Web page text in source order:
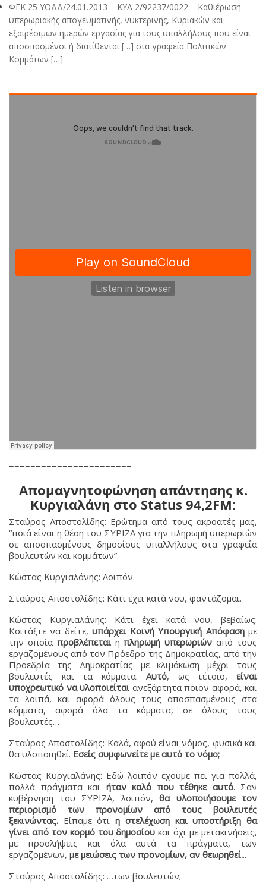
ΦΕΚ 25 ΥΟΔΔ/24.01.2013 – ΚΥΑ 2/92237/0022 – Καθιέρωση
υπερωριακής απογευματινής, νυκτερινής, Κυριακών και
εξαιρέσιμων ημερών εργασίας για τους υπαλλήλους που είναι
αποσπασμένοι ή διατίθενται […] στα γραφεία Πολιτικών
Κομμάτων […]
=======================
=======================
Απομαγνητοφώνηση απάντησης κ.
Κυργιαλάνη στο Status 94,2FM:
Σταύρος Αποστολίδης: Ερώτημα από τους ακροατές μας,
“ποιά είναι η θέση του ΣΥΡΙΖΑ για την πληρωμή υπερωριών
σε αποσπασμένους δημοσίους υπαλλήλους στα γραφεία
βουλευτών και κομμάτων”.
Κώστας Κυργιαλάνης: Λοιπόν.
Σταύρος Αποστολίδης: Κάτι έχει κατά νου, φαντάζομαι.
Κώστας Κυργιαλάνης: Κάτι έχει κατά νου, βεβαίως.
Κοιτάξτε να δείτε,υπάρχει Κοινή Υπουργική Απόφασημε
την οποία προβλέπεταιηπληρωμή υπερωριών από τους
εργαζομένους από τον Πρόεδρο της Δημοκρατίας, από την
Προεδρία της Δημοκρατίας με κλιμάκωση μέχρι τους
βουλευτές και τα κόμματα.Αυτό, ως τέτοιο, είναι
υποχρεωτικό να υλοποιείται ανεξάρτητα ποιον αφορά, και
τα λοιπά, και αφορά όλους τους αποσπασμένους στα
κόμματα, αφορά όλα τα κόμματα, σε όλους τους
βουλευτές…
Σταύρος Αποστολίδης: Καλά, αφού είναι νόμος, φυσικά και
θα υλοποιηθεί. Εσείς συμφωνείτε με αυτό το νόμο;
Κώστας Κυργιαλάνης: Εδώ λοιπόν έχουμε πει για πολλά,
πολλά πράγματα και ήταν καλό που τέθηκε αυτό. Σαν
κυβέρνηση του ΣΥΡΙΖΑ, λοιπόν, θα υλοποιήσουμε τον
περιορισμό των προνομίων από τους βουλευτές
ξεκινώντας. Είπαμε ότιη στελέχωση και υποστήριξη θα
γίνει από τον κορμό του δημοσίου και όχι με μετακινήσεις,
με προσλήψεις και όλα αυτά τα πράγματα, των
εργαζομένων, με μειώσεις των προνομίων, αν θεωρηθεί...
Σταύρος Αποστολίδης: …των βουλευτών;